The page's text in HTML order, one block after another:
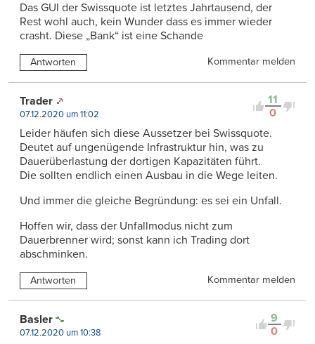
Das GUI der Swissquote ist letztes Jahrtausend, der
Rest wohl auch, kein Wunder dass es immer wieder
crasht. Diese „Bank“ ist eine Schande
Antworten Kommentar melden
11
0
Trader
07.12.2020 um 11:02
Leider häufen sich diese Aussetzer bei Swissquote.
Deutet auf ungenügende Infrastruktur hin, was zu
Dauerüberlastung der dortigen Kapazitäten führt.
Die sollten endlich einen Ausbau in die Wege leiten.
Und immer die gleiche Begründung: es sei ein Unfall.
Hoffen wir, dass der Unfallmodus nicht zum
Dauerbrenner wird; sonst kann ich Trading dort
abschminken.
Antworten Kommentar melden
9
0
Basler
07.12.2020 um 10:38